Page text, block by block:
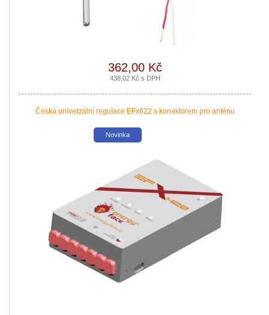
362,00 Kč
438,02 Kč s DPH
Česká univerzální regulace EFx622 s konektorem pro anténu
Novinka